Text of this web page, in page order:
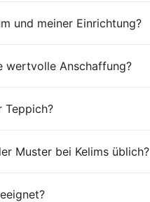
und meiner Einrichtung?
wertvolle Anschaffung?
Teppich?
Muster bei Kelims üblich?